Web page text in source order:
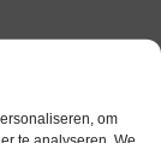
om
eenvoudige